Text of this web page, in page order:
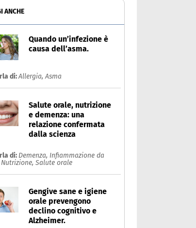
ANCHE
Quando un’infezione è
causa dell’asma.
di:Allergia,Asma
Salute orale, nutrizione
e demenza: una
relazione confermata
dalla scienza
di: Demenza, Infiammazione da
Nutrizione, Salute orale
Gengive sane e igiene
orale prevengono
declino cognitivo e
Alzheimer.